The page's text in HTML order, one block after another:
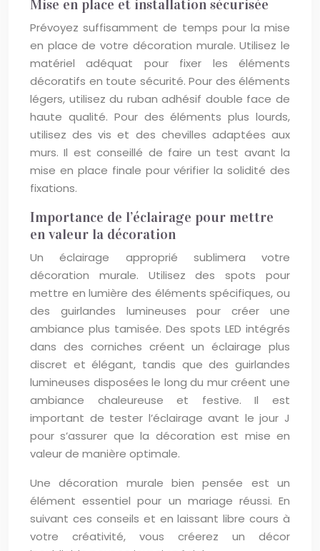
Mise en place et installation sécurisée
Prévoyez suffisamment de temps pour la mise
en place de votre décoration murale. Utilisez le
matériel adéquat pour fixer les éléments
décoratifs en toute sécurité. Pour des éléments
légers, utilisez du ruban adhésif double face de
haute qualité. Pour des éléments plus lourds,
utilisez des vis et des chevilles adaptées aux
murs. Il est conseillé de faire un test avant la
mise en place finale pour vérifier la solidité des
fixations.
Importance de l’éclairage pour mettre
en valeur la décoration
Un éclairage approprié sublimera votre
décoration murale. Utilisez des spots pour
mettre en lumière des éléments spécifiques, ou
des guirlandes lumineuses pour créer une
ambiance plus tamisée. Des spots LED intégrés
dans des corniches créent un éclairage plus
discret et élégant, tandis que des guirlandes
lumineuses disposées le long du mur créent une
ambiance chaleureuse et festive. Il est
important de tester l’éclairage avant le jour J
pour s’assurer que la décoration est mise en
valeur de manière optimale.
Une décoration murale bien pensée est un
élément essentiel pour un mariage réussi. En
suivant ces conseils et en laissant libre cours à
votre créativité, vous créerez un décor